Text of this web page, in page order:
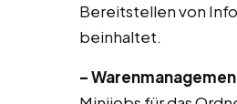
Bereitstellen von
beinhaltet.
–